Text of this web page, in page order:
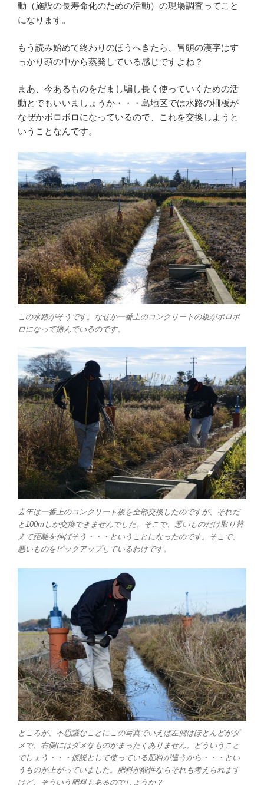
動（施設の長寿命化のための活動）の現場調査ってこと
になります。
もう読み始めて終わりのほうへきたら、冒頭の漢字はす
っかり頭の中から蒸発している感じですよね？
まあ、今あるものをだまし騙し長く使っていくための活
動とでもいいましょうか・・・島地区では水路の柵板が
なぜかボロボロになっているので、これを交換しようと
いうことなんです。
この水路がそうです。なぜか一番上のコンクリートの板がボロボ
ロになって痛んでいるのです。
去年は一番上のコンクリート板を全部交換したのですが、それだ
と100mしか交換できませんでした。そこで、悪いものだけ取り替
えて距離を伸ばそう・・・ということになったのです。そこで、
悪いものをピックアップしているわけです。
ところが、不思議なことにこの写真でいえば左側はほとんどがダ
メで、右側にはダメなものがまったくありません。どういうこと
でしょう・・・仮説として使っている肥料が違うから・・・とい
うものが上がっていました。肥料が酸性ならそれも考えられます
けど、そういう肥料もあるのでしょうか？